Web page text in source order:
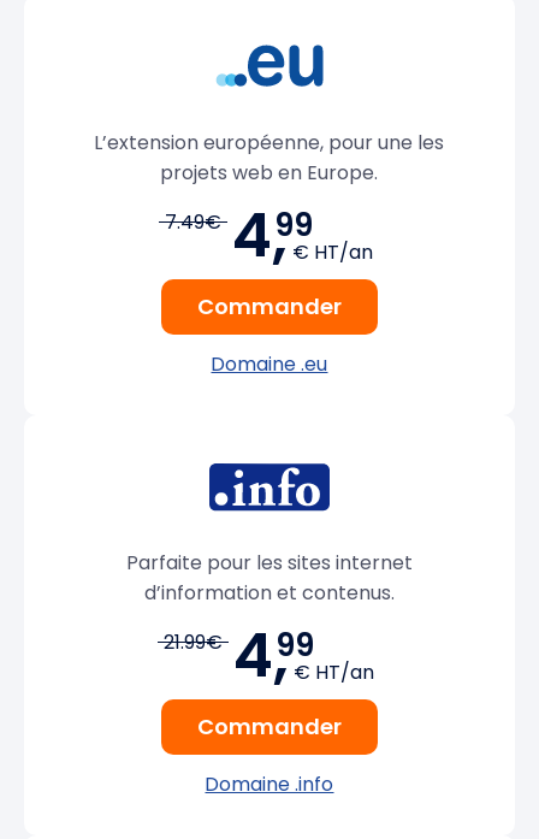
L’extension européenne, pour une les
projets web en Europe.
7.49€ 4,99
€ HT/an
Commander
Domaine .eu
Parfaite pour les sites internet
d’information et contenus.
21.99€ 4,99
€ HT/an
Commander
Domaine .info